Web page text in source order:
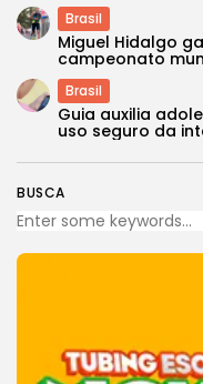
BUSCA
Brasil
Miguel Hidalgo
campeonato
Brasil
Guia auxilia
uso seguro da